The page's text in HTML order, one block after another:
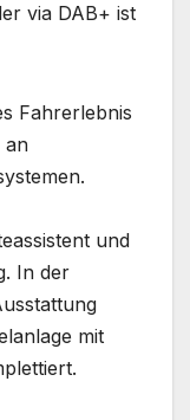
via DAB+ ist
Fahrerlebnis
an
und
In der
mit